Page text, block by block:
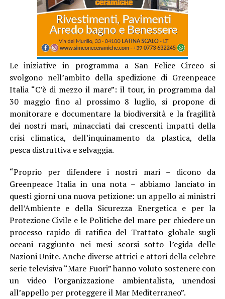
Le iniziative in programma a San Felice Circeo si
svolgono nell’ambito della spedizione di Greenpeace
Italia “C’è di mezzo il mare”: il tour, in programma dal
30 maggio fino al prossimo 8 luglio, si propone di
monitorare e documentare la biodiversità e la fragilità
dei nostri mari, minacciati dai crescenti impatti della
crisi climatica, dell’inquinamento da plastica, della
pesca distruttiva e selvaggia.
“Proprio per difendere i nostri mari – dicono da
Greenpeace Italia in una nota – abbiamo lanciato in
questi giorni una nuova petizione: un appello ai ministri
dell’Ambiente e della Sicurezza Energetica e per la
Protezione Civile e le Politiche del mare per chiedere un
processo rapido di ratifica del Trattato globale sugli
oceani raggiunto nei mesi scorsi sotto l’egida delle
Nazioni Unite. Anche diverse attrici e attori della celebre
serie televisiva “Mare Fuori” hanno voluto sostenere con
un video l’organizzazione ambientalista, unendosi
all’appello per proteggere il Mar Mediterraneo”.